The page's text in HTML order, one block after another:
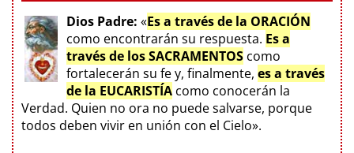
Dios Padre: «Es a través de la ORACIÓN
como encontrarán su respuesta. Es a
través de los SACRAMENTOS como
fortalecerán su fe y, finalmente, es a través
de la EUCARISTÍA como conocerán la
Verdad. Quien no ora no puede salvarse, porque
todos deben vivir en unión con el Cielo».